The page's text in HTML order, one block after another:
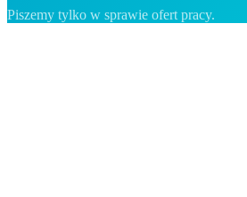
Piszemy tylko w sprawie ofert pracy.